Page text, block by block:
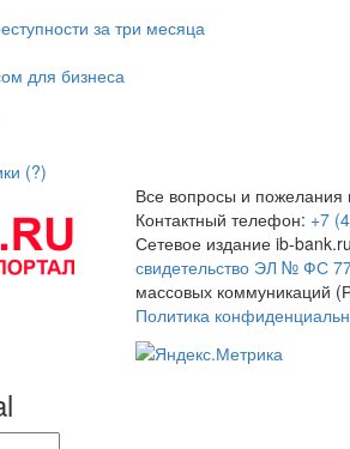
за три месяца
для бизнеса
(?)
Все вопросы и пожелания
Контактный телефон: +7
Сетевое издание ib-
свидетельство ЭЛ № ФС
массовых коммуникаций
Политика